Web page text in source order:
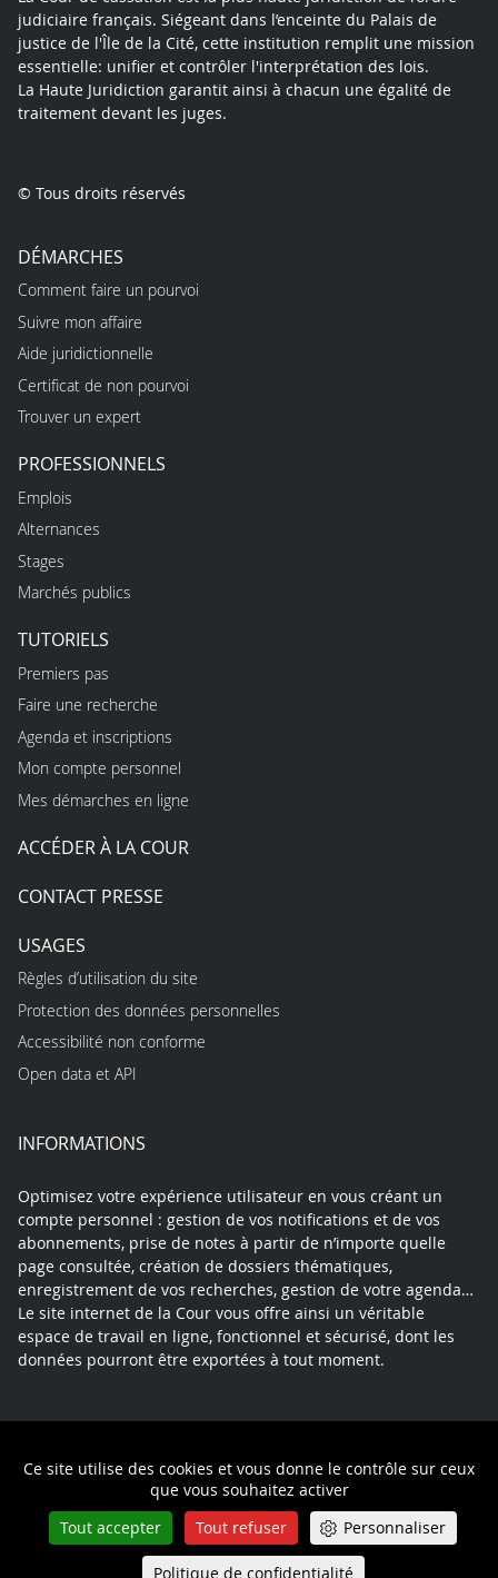
Ce site utilise des cookies et vous donne le contrôle sur ceux
que vous souhaitez activer
Tout accepter
Tout refuser Personnaliser
Politique de confidentialité
judiciaire français. Siégeant dans l’enceinte du Palais de
justice de l'Île de la Cité, cette institution remplit une mission
essentielle: unifier et contrôler l'interprétation des lois.
La Haute Juridiction garantit ainsi à chacun une égalité de
traitement devant les juges.
© Tous droits réservés
DÉMARCHES
Comment faire un pourvoi
Suivre mon affaire
Aide juridictionnelle
Certificat de non pourvoi
Trouver un expert
PROFESSIONNELS
Emplois
Alternances
Stages
Marchés publics
TUTORIELS
Premiers pas
Faire une recherche
Agenda et inscriptions
Mon compte personnel
Mes démarches en ligne
ACCÉDER À LA COUR
CONTACT PRESSE
USAGES
Règles d’utilisation du site
Protection des données personnelles
Accessibilité non conforme
Open data et API
INFORMATIONS
Optimisez votre expérience utilisateur en vous créant un
compte personnel : gestion de vos notifications et de vos
abonnements, prise de notes à partir de n’importe quelle
page consultée, création de dossiers thématiques,
enregistrement de vos recherches, gestion de votre agenda…
Le site internet de la Cour vous offre ainsi un véritable
espace de travail en ligne, fonctionnel et sécurisé, dont les
données pourront être exportées à tout moment.
Politique de confidentialité
Queue-Fair